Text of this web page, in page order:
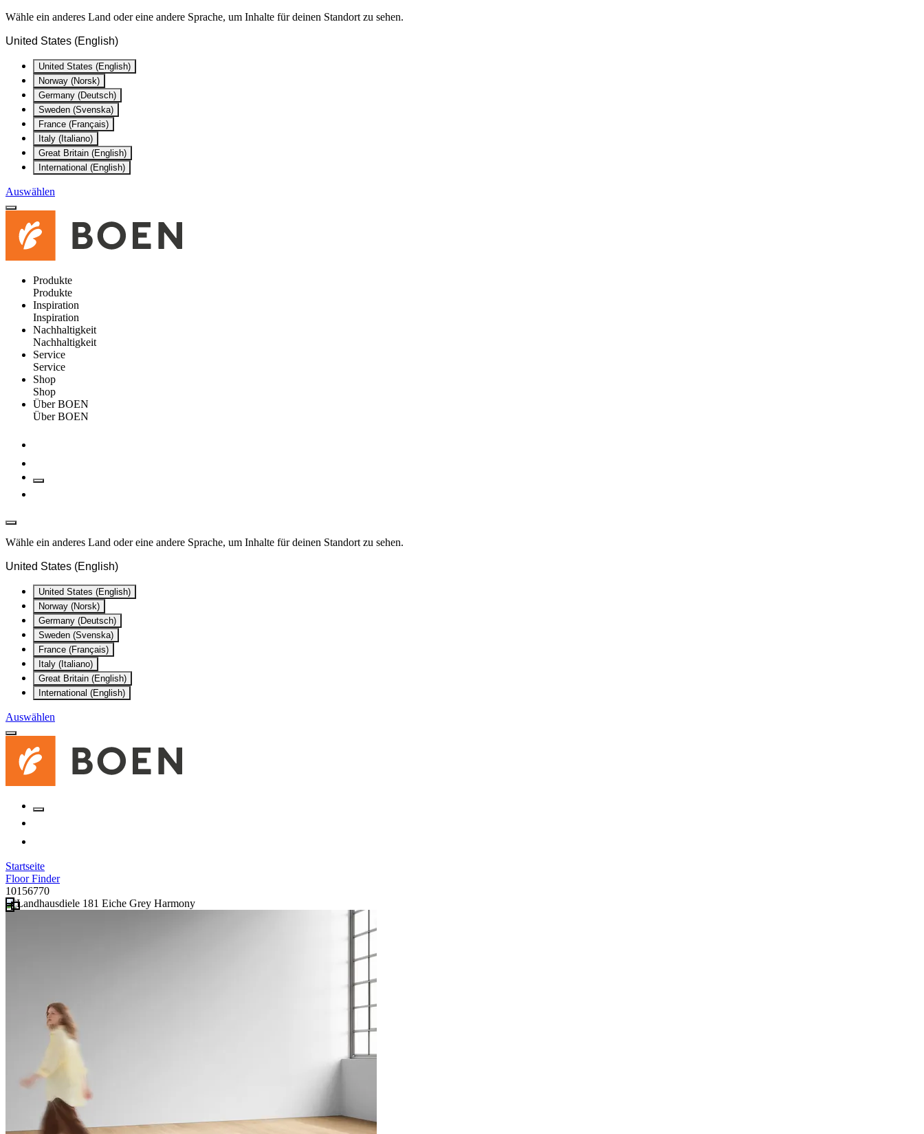
Wähle ein anderes Land oder eine andere Sprache, um Inhalte für deinen Standort zu sehen.
United States (English)
United States (English)
Norway (Norsk)
Germany (Deutsch)
Sweden (Svenska)
France (Français)
Italy (Italiano)
Great Britain (English)
International (English)
Auswählen
Produkte
Produkte
Inspiration
Inspiration
Nachhaltigkeit
Nachhaltigkeit
Service
Service
Shop
Shop
Über BOEN
Über BOEN
Wähle ein anderes Land oder eine andere Sprache, um Inhalte für deinen Standort zu sehen.
United States (English)
United States (English)
Norway (Norsk)
Germany (Deutsch)
Sweden (Svenska)
France (Français)
Italy (Italiano)
Great Britain (English)
International (English)
Auswählen
Startseite
Floor Finder
10156770